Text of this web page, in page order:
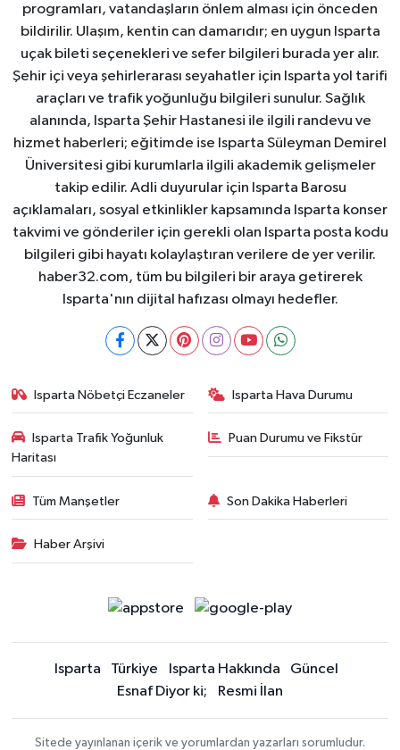
programları, vatandaşların önlem alması için önceden
bildirilir. Ulaşım, kentin can damarıdır; en uygun Isparta
uçak bileti seçenekleri ve sefer bilgileri burada yer alır.
Şehir içi veya şehirlerarası seyahatler için Isparta yol tarifi
araçları ve trafik yoğunluğu bilgileri sunulur. Sağlık
alanında, Isparta Şehir Hastanesi ile ilgili randevu ve
hizmet haberleri; eğitimde ise Isparta Süleyman Demirel
Üniversitesi gibi kurumlarla ilgili akademik gelişmeler
takip edilir. Adli duyurular için Isparta Barosu
açıklamaları, sosyal etkinlikler kapsamında Isparta konser
takvimi ve gönderiler için gerekli olan Isparta posta kodu
bilgileri gibi hayatı kolaylaştıran verilere de yer verilir.
haber32.com, tüm bu bilgileri bir araya getirerek
Isparta'nın dijital hafızası olmayı hedefler.
Isparta Nöbetçi Eczaneler Isparta Hava Durumu
Isparta Trafik Yoğunluk
Haritası
Puan Durumu ve Fikstür
Tüm Manşetler Son Dakika Haberleri
Haber Arşivi
Isparta Türkiye Isparta Hakkında
Güncel
Esnaf Diyor ki;
Resmi İlan
Sitede yayınlanan içerik ve yorumlardan yazarları sorumludur.